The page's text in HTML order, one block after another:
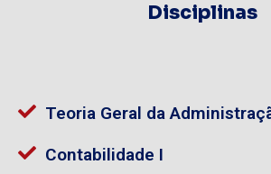
Disciplinas
Teoria Geral da
Contabilidade I